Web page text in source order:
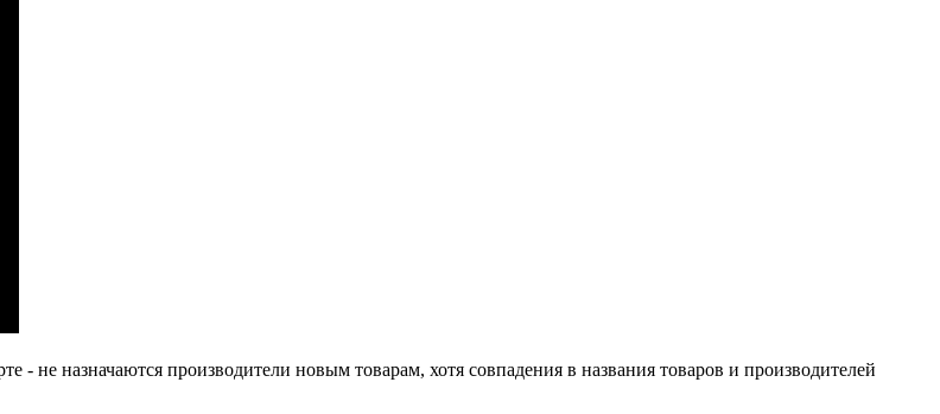
- не назначаются производители новым товарам, хотя совпадения в названия товаров и производителей